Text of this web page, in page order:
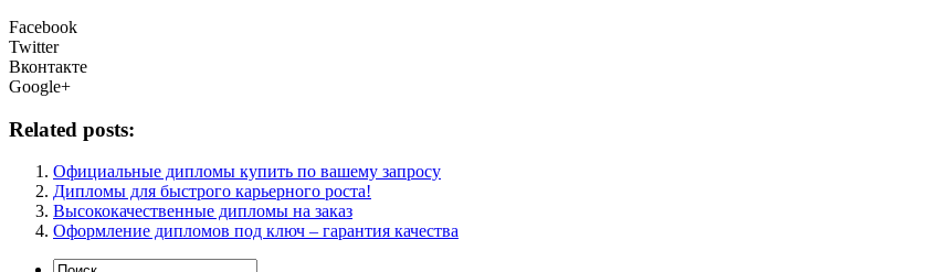
Facebook
Twitter
Вконтакте
Google+
Related posts:
Официальные дипломы купить по вашему запросу
Дипломы для быстрого карьерного роста!
Высококачественные дипломы на заказ
Оформление дипломов под ключ – гарантия качества